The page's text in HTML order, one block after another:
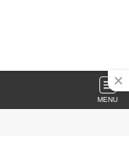
MENU